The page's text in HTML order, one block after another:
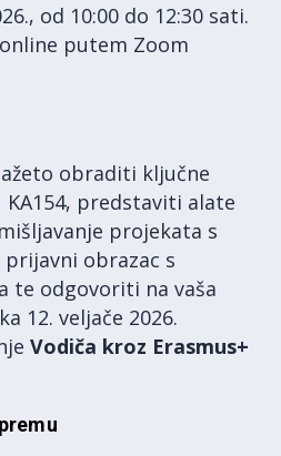
od 10:00 do 12:30 sati.
putem Zoom
obraditi ključne
predstaviti alate
projekata s
obrazac s
te odgovoriti na vaša
12. veljače 2026.
Vodiča kroz Erasmus+